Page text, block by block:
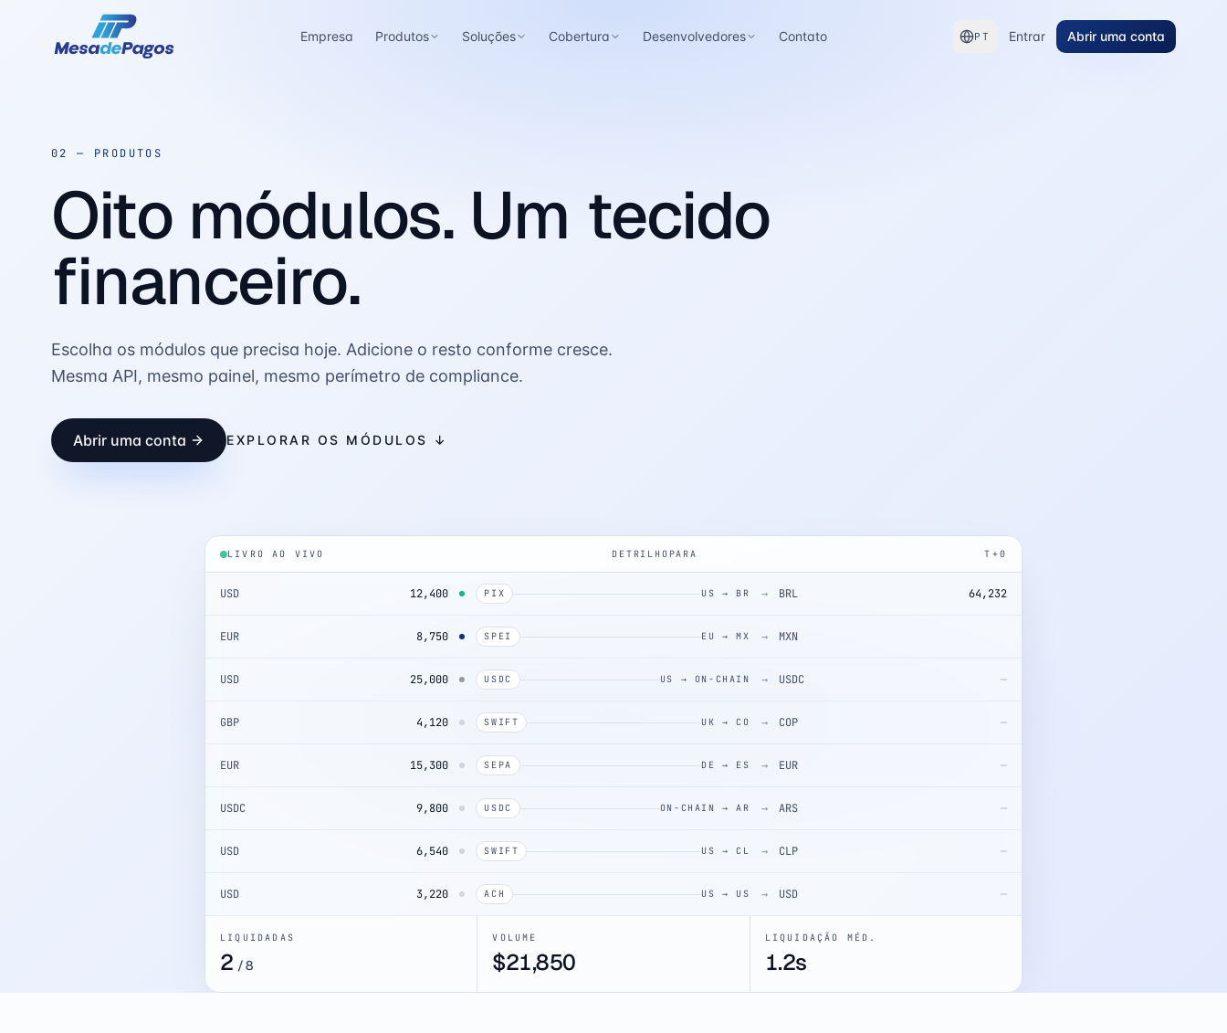
Empresa Produtos Soluções Cobertura Desenvolvedores Contato PT Entrar Abrir uma conta
02 — PRODUTOS
Oito módulos. Um tecido
financeiro.
Escolha os módulos que precisa hoje. Adicione o resto conforme cresce.
Mesma API, mesmo painel, mesmo perímetro de compliance.
Abrir uma conta EXPLORAR OS MÓDULOS ↓
LIVRO AO VIVO DETRILHO PARA T+0
USD 12,400 PIX US → BR → BRL 64,232
EUR 8,750 SPEI EU → MX → MXN
USD 25,000 USDC US → ON-CHAIN → USDC —
GBP 4,120 SWIFT UK → CO → COP —
EUR 15,300 SEPA DE → ES → EUR —
USDC 9,800 USDC ON-CHAIN → AR → ARS —
USD 6,540 SWIFT US → CL → CLP —
USD 3,220 ACH US → US → USD —
LIQUIDADAS
3 /8
VOLUME
$46,850
LIQUIDAÇÃO MÉD.
1.2s